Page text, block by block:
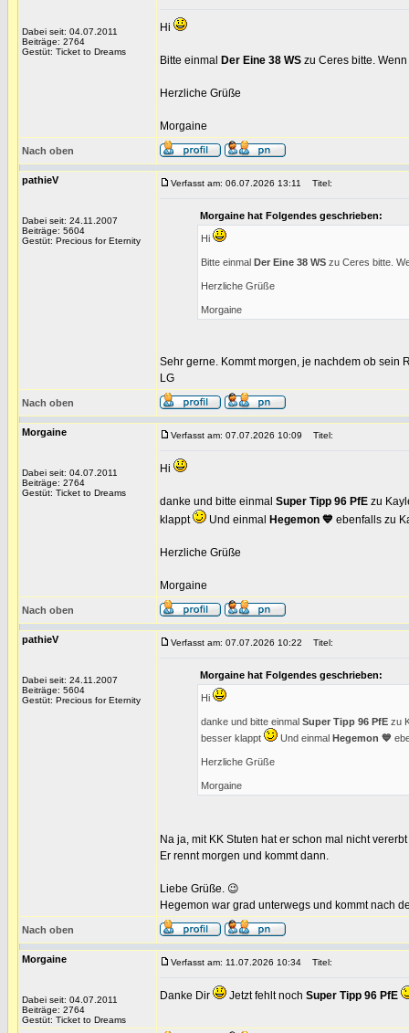
Dabei seit: 04.07.2011
Beiträge: 2764
Gestüt: Ticket to Dreams
Hi
Bitte einmal Der Eine 38 WS zu Ceres bitte.
Herzliche Grüße
Morgaine
Nach oben
pathieV
Dabei seit: 24.11.2007
Beiträge: 5604
Gestüt: Precious for Eternity
Verfasst am: 06.07.2026 13:11 Titel:
Morgaine hat Folgendes geschrieben:
Hi
Bitte einmal Der Eine 38 WSzu Ceres bitte.
Herzliche Grüße
Morgaine
Sehr gerne. Kommt morgen, je nachdem ob sein
LG
Nach oben
Morgaine
Dabei seit: 04.07.2011
Beiträge: 2764
Gestüt: Ticket to Dreams
Verfasst am: 07.07.2026 10:09 Titel:
Hi
danke und bitte einmal Super Tipp 96 PfE zu
klappt
Und einmal Hegemon 💙 ebenfalls zu
Herzliche Grüße
Morgaine
Nach oben
pathieV
Dabei seit: 24.11.2007
Beiträge: 5604
Gestüt: Precious for Eternity
Verfasst am: 07.07.2026 10:22 Titel:
Morgaine hat Folgendes geschrieben:
Hi
danke und bitte einmal Super Tipp 96 PfEzu
besser klappt
Und einmal Hegemon 💙
Herzliche Grüße
Morgaine
Na ja, mit KK Stuten hat er schon mal nicht vererbt
Er rennt morgen und kommt dann.
Liebe Grüße. 😉
Hegemon war grad unterwegs und kommt nach
Nach oben
Morgaine
Dabei seit: 04.07.2011
Beiträge: 2764
Gestüt: Ticket to Dreams
Verfasst am: 11.07.2026 10:34 Titel:
Danke Dir Jetzt fehlt noch Super Tipp 96 PfE